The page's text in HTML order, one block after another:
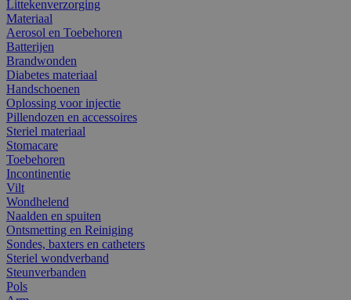
Littekenverzorging
Materiaal
Aerosol en Toebehoren
Batterijen
Brandwonden
Diabetes materiaal
Handschoenen
Oplossing voor injectie
Pillendozen en accessoires
Steriel materiaal
Stomacare
Toebehoren
Incontinentie
Vilt
Wondhelend
Naalden en spuiten
Ontsmetting en Reiniging
Sondes, baxters en catheters
Steriel wondverband
Steunverbanden
Pols